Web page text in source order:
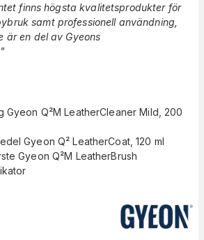
finns högsta kvalitetsprodukter för
samt professionell användning,
är en del av Gyeons
Gyeon Q²M LeatherCleaner Mild, 200
Gyeon Q² LeatherCoat, 120 ml
Gyeon Q²M LeatherBrush